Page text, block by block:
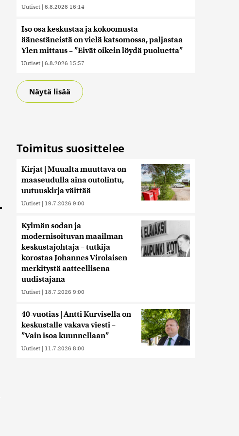
Uutiset | 6.8.2026 16:14
Iso osa keskustaa ja kokoomusta
äänestäneistä on vielä katsomossa, paljastaa
Ylen mittaus – ”Eivät oikein löydä puoluetta”
Uutiset | 6.8.2026 15:57
Näytä lisää
Toimitus suosittelee
Kirjat | Muualta muuttava on
maaseudulla aina outolintu,
uutuuskirja väittää
Uutiset | 19.7.2026 9:00
Kylmän sodan ja
modernisoituvan maailman
keskustajohtaja – tutkija
korostaa Johannes Virolaisen
merkitystä aatteellisena
uudistajana
Uutiset | 18.7.2026 9:00
40-vuotias | Antti Kurvisella on
keskustalle vakava viesti –
”Vain isoa kuunnellaan”
Uutiset | 11.7.2026 8:00